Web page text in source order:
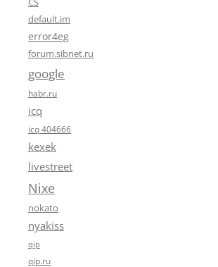
default.im
error4eg
forum.sibnet.ru
google
habr.ru
icq
icq 404666
kexek
livestreet
Nixe
nokato
nyakiss
qip
qip.ru